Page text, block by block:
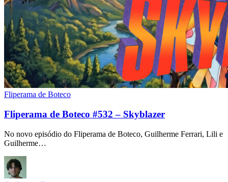
Fliperama de Boteco
Fliperama de Boteco #532 – Skyblazer
No novo episódio do Fliperama de Boteco, Guilherme Ferrari, Lili e
Guilherme…